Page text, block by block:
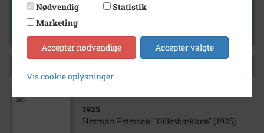
Vis kun med kilder
1925
Herman Petersen: "Gillesbækken" (1925)
Nødvendig
Statistik
Marketing
Accepter nødvendige Accepter valgte
Vis cookie oplysninger